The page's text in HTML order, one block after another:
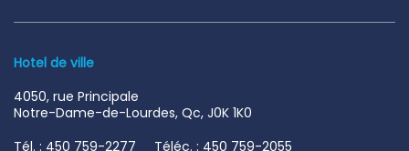
Hotel de ville
4050, rue Principale
Notre-Dame-de-Lourdes, Qc, J0K 1K0
Tél. : 450 759-2277 Téléc. : 450 759-2055